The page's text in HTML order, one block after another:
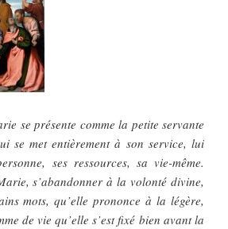
se présente comme la petite servante
se met entièrement à son service, lui
ses ressources, sa vie-même.
s’abandonner à la volonté divine,
mots, qu’elle prononce à la légère,
de vie qu’elle s’est fixé bien avant la